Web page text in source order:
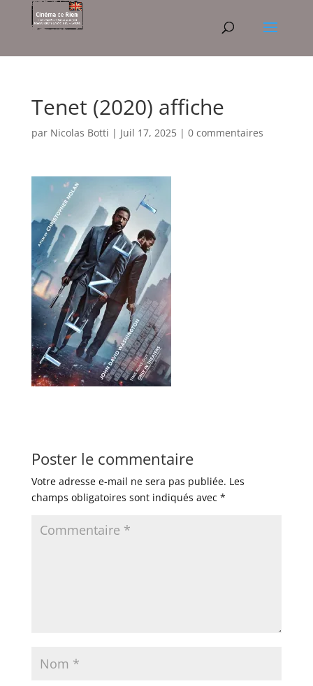
Tenet (2020) affiche
par Nicolas Botti | Juil 17, 2025| 0 commentaires
Poster le commentaire
Votre adresse e-mail ne sera pas publiée. Les
champs obligatoires sont indiqués avec *